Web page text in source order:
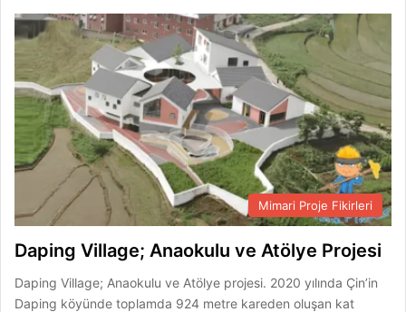
Mimari Proje Fikirleri
Daping Village; Anaokulu ve Atölye Projesi
Daping Village; Anaokulu ve Atölye projesi. 2020 yılında Çin’in
Daping köyünde toplamda 924 metre kareden oluşan kat